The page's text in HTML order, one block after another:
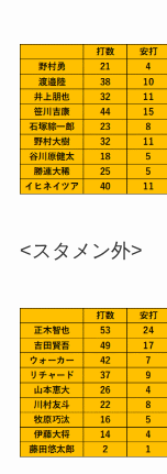
<スタメン外>